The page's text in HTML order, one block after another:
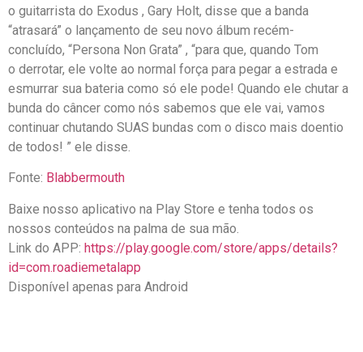
o guitarrista do Exodus , Gary Holt, disse que a banda
“atrasará” o lançamento de seu novo álbum recém-
concluído, “Persona Non Grata” , “para que, quando Tom
o derrotar, ele volte ao normal força para pegar a estrada e
esmurrar sua bateria como só ele pode! Quando ele chutar a
bunda do câncer como nós sabemos que ele vai, vamos
continuar chutando SUAS bundas com o disco mais doentio
de todos! ” ele disse.
Fonte: Blabbermouth
Baixe nosso aplicativo na Play Store e tenha todos os
nossos conteúdos na palma de sua mão.
Link do APP: https://play.google.com/store/apps/details?
id=com.roadiemetalapp
Disponível apenas para Android